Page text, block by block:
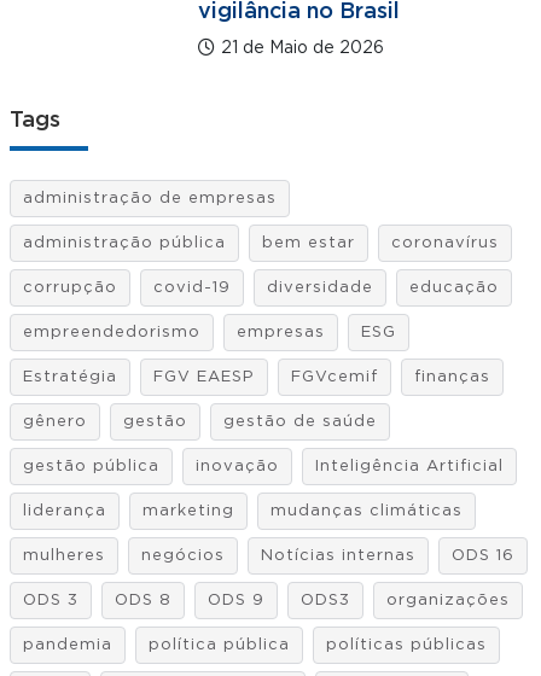
vigilância no Brasil
21 de Maio de 2026
Tags
administração de empresas
administração pública bem estar coronavírus
corrupção covid-19 diversidade educação
empreendedorismo empresas ESG
Estratégia FGV EAESP FGVcemif finanças
gênero gestão gestão de saúde
gestão pública inovação Inteligência Artificial
liderança marketing mudanças climáticas
mulheres negócios Notícias internas ODS 16
ODS 3 ODS 8 ODS 9 ODS3 organizações
pandemia política pública políticas públicas